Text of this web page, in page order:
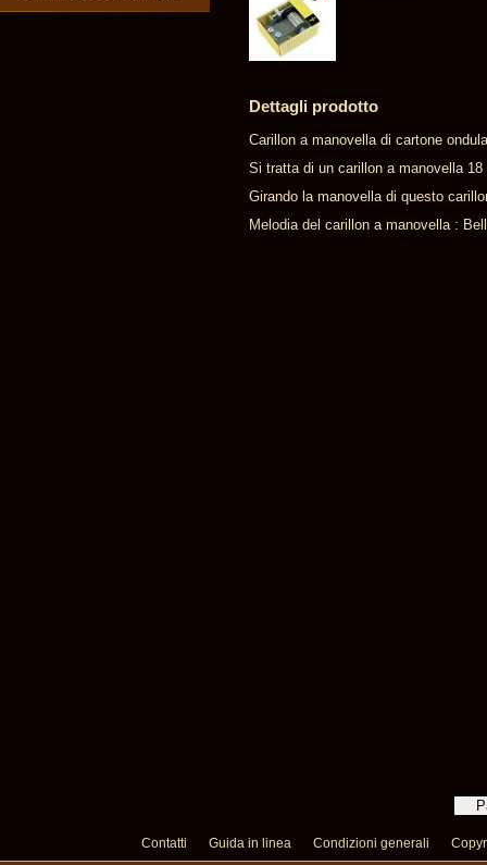
Dettagli prodotto
Carillon a manovella di cartone
Si tratta di un carillon a manovella
Girando la manovella di questo
Melodia del carillon a manovella :
Contatti Guida in linea Condizioni generali